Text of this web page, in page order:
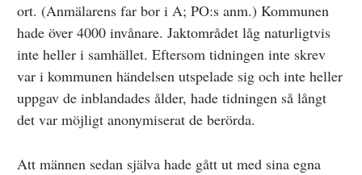
ort. (Anmälarens far bor i A; PO:s anm.) Kommunen
hade över 4000 invånare. Jaktområdet låg naturligtvis
inte heller i samhället. Eftersom tidningen inte skrev
var i kommunen händelsen utspelade sig och inte heller
uppgav de inblandades ålder, hade tidningen så långt
det var möjligt anonymiserat de berörda.
Att männen sedan själva hade gått ut med sina egna